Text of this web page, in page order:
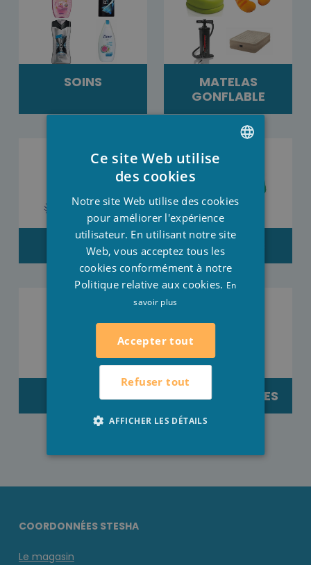
SOINS
MATELAS
GONFLABLE
SOLDES VÊTEMENTS
TEXTILE EXTERNEACTIES
COORDONNÉES STESHA
Le magasin
ENGLISH
Ce site Web utilise
des cookies
Notre site Web utilise des cookies
pour améliorer l'expérience
utilisateur. En utilisant notre site
Web, vous acceptez tous les
cookies conformément à notre
Politique relative aux cookies. En
savoir plus
Accepter tout
Refuser tout
AFFICHER LES DÉTAILS